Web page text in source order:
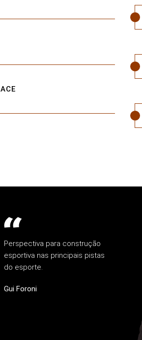
Perspectiva para construção
esportiva nas principais pistas
do esporte.
Gui Foroni